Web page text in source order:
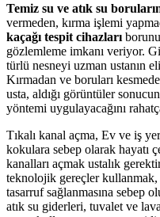
Temiz su ve atık su
vermeden, kırma işlemi
kaçağı tespit cihazları
gözlemleme imkanı veriyor.
türlü nesneyi uzman ustanın
Kırmadan ve boruları
usta, aldığı görüntüler
yöntemi uygulayacağını
Tıkalı kanal açma, Ev ve iş
kokulara sebep olarak hayatı
kanalları açmak ustalık
teknolojik gereçler kullanmak,
tasarruf sağlanmasına sebep
atık su giderleri, tuvalet ve